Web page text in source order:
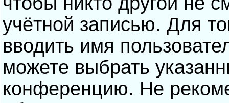
учётной записью. Для
вводить имя
можете выбрать
конференцию. Не